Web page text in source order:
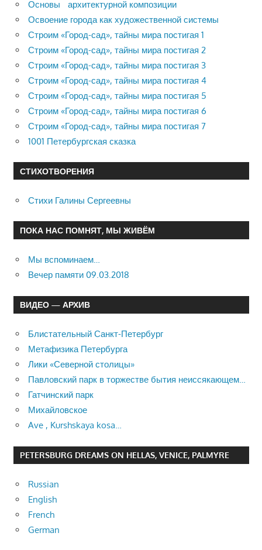
Основы архитектурной композиции
Освоение города как художественной системы
Строим «Город-сад», тайны мира постигая 1
Строим «Город-сад», тайны мира постигая 2
Строим «Город-сад», тайны мира постигая 3
Строим «Город-сад», тайны мира постигая 4
Строим «Город-сад», тайны мира постигая 5
Строим «Город-сад», тайны мира постигая 6
Строим «Город-сад», тайны мира постигая 7
1001 Петербургская сказка
СТИХОТВОРЕНИЯ
Стихи Галины Сергеевны
ПОКА НАС ПОМНЯТ, МЫ ЖИВЁМ
Мы вспоминаем…
Вечер памяти 09.03.2018
ВИДЕО — АРХИВ
Блистательный Санкт-Петербург
Метафизика Петербурга
Лики «Северной столицы»
Павловский парк в торжестве бытия неиссякающем…
Гатчинский парк
Михайловское
Ave , Kurshskaya kosa…
PETERSBURG DREAMS ON HELLAS, VENICE, PALMYRE
Russian
English
French
German